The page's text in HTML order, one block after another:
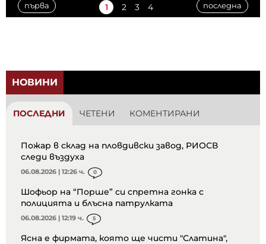
първа 1 2 3 4 последна
НОВИНИ
ПОСЛЕДНИ ЧЕТЕНИ КОМЕНТИРАНИ
Пожар в склад на пловдивски завод, РИОСВ
следи въздуха
06.08.2026 | 12:26 ч. 0
Шофьор на “Порше” си спретна гонка с
полицията и блъсна патрулката
06.08.2026 | 12:19 ч. 5
Ясна е фирмата, която ще чисти "Слатина",